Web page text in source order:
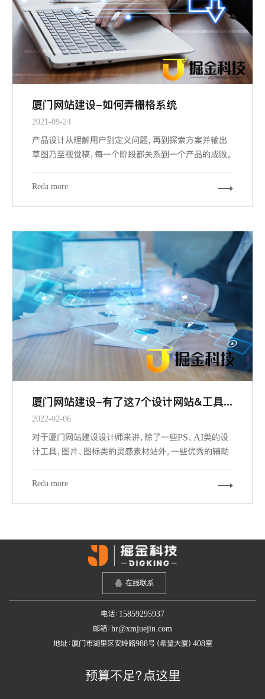
厦门网站建设-如何弄栅格系统
2021-09-24
产品设计从理解用户到定义问题，再到探索方案并输出
草图乃至视觉稿，每一个阶段都关系到一个产品的成败。
阶段，也是最大程度占据我们工作场景的内容。其中关键
Reda more
厦门网站建设-有了这7个设计网站&工具，做设计更有谱了
2022-02-06
对于厦门网站建设设计师来讲，除了一些PS、AI类的设
计工具，图片、图标类的灵感素材站外，一些优秀的辅助
我们的设计工作。下面给大家推荐7个必备的辅助工具和
Reda more
在线联系
电话：15859295937
邮箱：hr@xmjuejin.com
地址：厦门市湖里区安岭路988号（希望大厦）408室
预算不足？点这里